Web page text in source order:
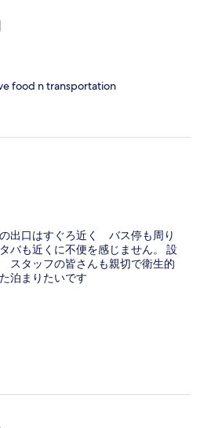
food n transportation
出口はすぐろ近く バス停も周り
バも近くに不便を感じません。 設
タッフの皆さんも親切で衛生的
泊まりたいです